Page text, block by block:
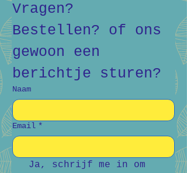
Vragen?
Bestellen? of ons
gewoon een
berichtje sturen?
Naam
Email *
Ja, schrijf me in om